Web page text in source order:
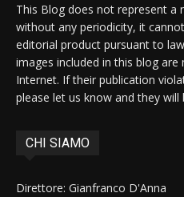
This Blog does not represent a
without any periodicity, it
editorial product pursuant to
images included in this blog
Internet. If their publication
please let us know and they
CHI SIAMO
Direttore: Gianfranco D'Anna